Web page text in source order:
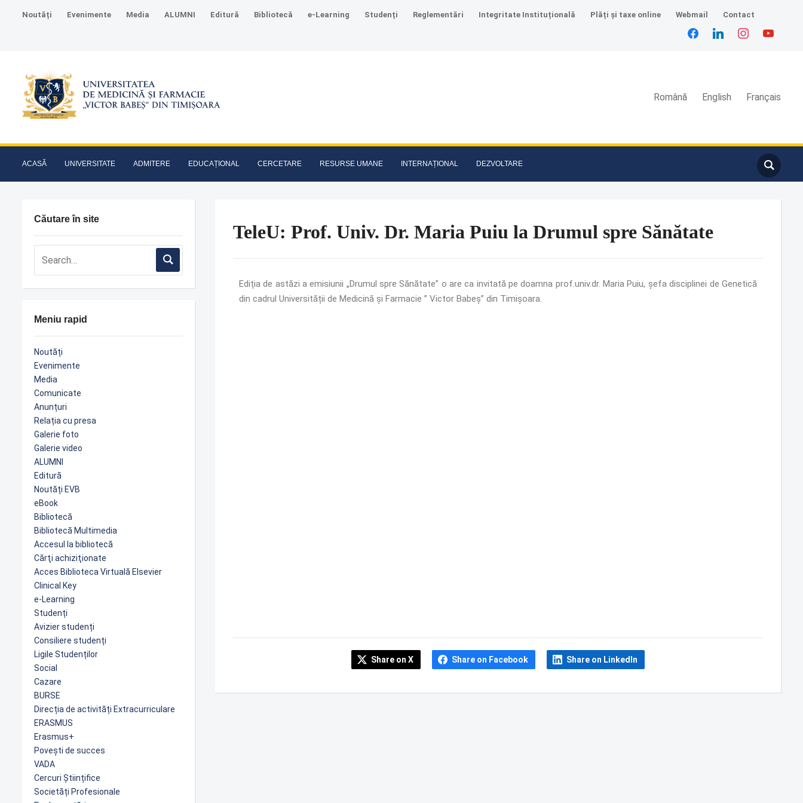
Noutăți Evenimente Media ALUMNI Editură Bibliotecă e-Learning Studenți Reglementări Integritate Instituțională Plăți și taxe online Webmail Contact
Română English Français
ACASĂ UNIVERSITATE ADMITERE EDUCAȚIONAL CERCETARE RESURSE UMANE INTERNAȚIONAL DEZVOLTARE
Căutare în site
Meniu rapid
Noutăți
Evenimente
Media
Comunicate
Anunțuri
Relația cu presa
Galerie foto
Galerie video
ALUMNI
Editură
Noutăți EVB
eBook
Bibliotecă
Bibliotecă Multimedia
Accesul la bibliotecă
Cărţi achiziţionate
Acces Biblioteca Virtuală Elsevier
Clinical Key
e-Learning
Studenți
Avizier studenți
Consiliere studenți
Ligile Studenților
Social
Cazare
BURSE
Direcția de activități Extracurriculare
ERASMUS
Erasmus+
Povești de succes
VADA
Cercuri Științifice
Societăți Profesionale
TeleU: Prof. Univ. Dr. Maria Puiu la Drumul spre Sănătate
Ediția de astăzi a emisiunii „Drumul spre Sănătate” o are ca invitată pe doamna prof.univ.dr. Maria Puiu, șefa disciplinei de Genetică
din cadrul Universității de Medicină și Farmacie ” Victor Babeș” din Timișoara.
Share on X Share on Facebook Share on LinkedIn